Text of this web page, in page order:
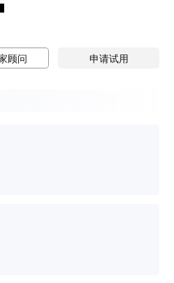
顾问 申请试用